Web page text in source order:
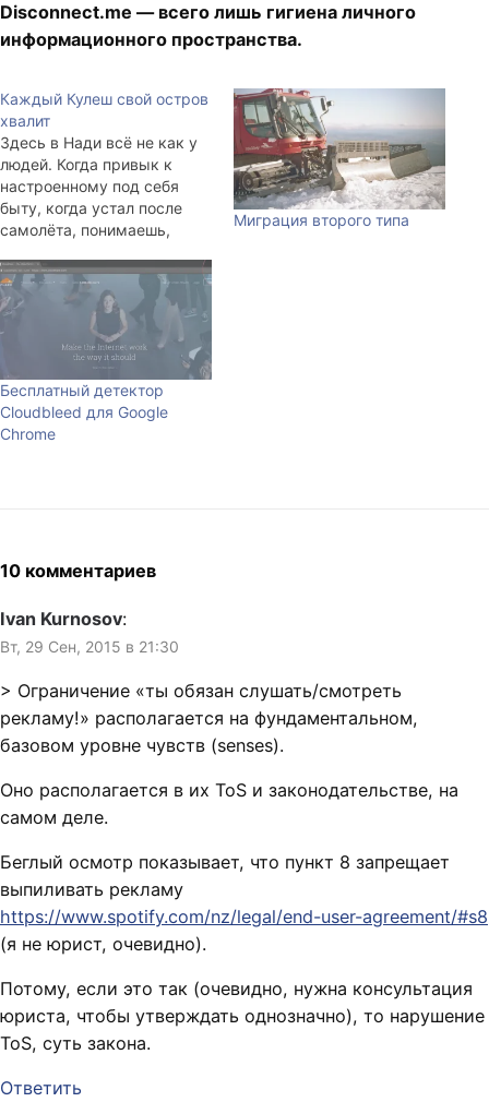
Disconnect.me — всего лишь гигиена личного
информационного пространства.
Каждый Кулеш свой остров
хвалит
Здесь в Нади всё не как у
людей. Когда привык к
настроенному под себя
быту, когда устал после
самолёта, понимаешь,
нежный. Машина должна
быть тихая, желательно
электрическая; такси —
Убер, чтобы не звонить (!) и
не заказывать, и не платить
наличными; банкинг
должен быть весь в…
Миграция второго типа
Бесплатный детектор
Cloudbleed для Google
Chrome
10 комментариев
Ivan Kurnosov:
Вт, 29 Сен, 2015 в 21:30
> Ограничение «ты обязан слушать/смотреть
рекламу!» располагается на фундаментальном,
базовом уровне чувств (senses).
Оно располагается в их ToS и законодательстве, на
самом деле.
Беглый осмотр показывает, что пункт 8 запрещает
выпиливать рекламу
https://www.spotify.com/nz/legal/end-user-agreement/#s8
(я не юрист, очевидно).
Потому, если это так (очевидно, нужна консультация
юриста, чтобы утверждать однозначно), то нарушение
ToS, суть закона.
Ответить